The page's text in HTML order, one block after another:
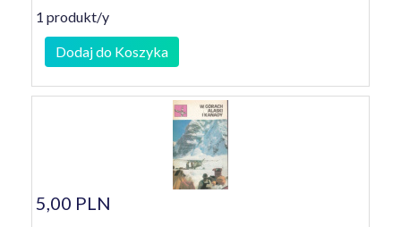
1 produkt/y
Dodaj do Koszyka
5,00 PLN